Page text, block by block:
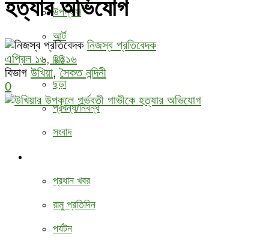
উপন্যাস
আর্ট
চিঠি
ছড়া
প্রবন্ধ/নিবন্ধ
সংবাদ
প্রধান খবর
রামু প্রতিদিন
পর্যটন
হত্যার অভিযোগ
নিজস্ব প্রতিবেদক
এপ্রিল ১৬, ২০১৬
বিভাগ উখিয়া,সৈকত নন্দিনী
0